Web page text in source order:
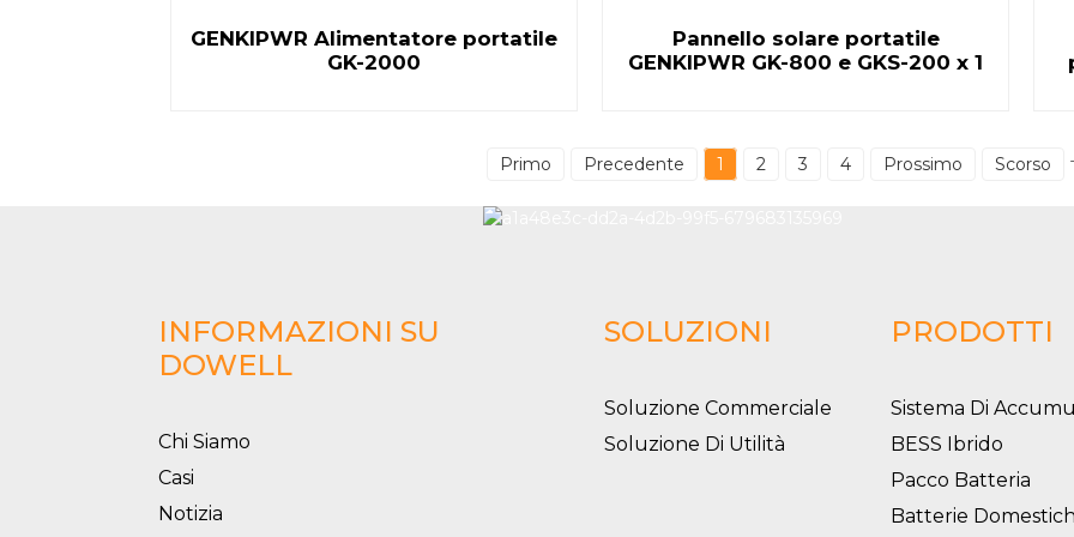
GENKIPWR Alimentatore portatile
GK-2000
Pannello solare portatile
GENKIPWR GK-800 e GKS-200 x 1
Primo Precedente 1 2 3 4 Prossimo Scorso
INFORMAZIONI SU
DOWELL
Chi Siamo
Casi
Notizia
SOLUZIONI
Soluzione Commerciale
Soluzione Di Utilità
PRODOTTI
Sistema Di
BESS Ibrido
Pacco Batteria
Batterie